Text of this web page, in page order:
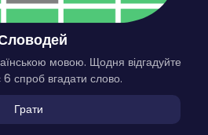
мовою. Щодня відгадуйте
спроб вгадати слово.
Грати